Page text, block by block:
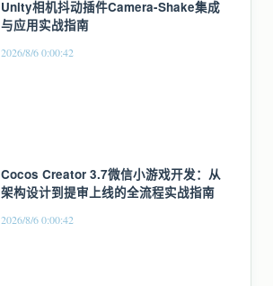
Unity相机抖动插件Camera-Shake集成
与应用实战指南
2026/8/6 0:00:42
Cocos Creator 3.7微信小游戏开发：从
架构设计到提审上线的全流程实战指南
2026/8/6 0:00:42